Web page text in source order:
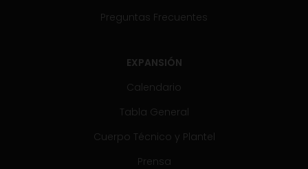
Preguntas Frecuentes
EXPANSIÓN
Calendario
Tabla General
Cuerpo Técnico y Plantel
Prensa